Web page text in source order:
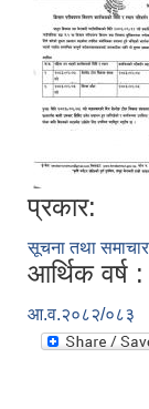
प्रकार:
सूचना तथा समाचार
आर्थिक वर्ष :
आ.व.२०८२/०८३